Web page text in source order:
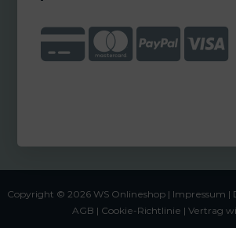
Copyright © 2026 WS Onlineshop | Impressum |
AGB | Cookie-Richtlinie | Vertrag